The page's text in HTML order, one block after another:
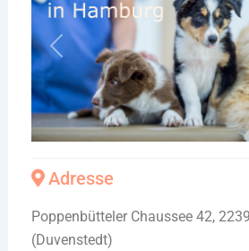
Vorheriges
Adresse
Poppenbütteler Chaussee 42,
(Duvenstedt)